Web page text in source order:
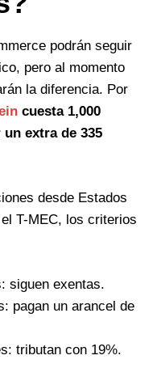
podrán seguir
pero al momento
la diferencia. Por
cuesta 1,000
extra de 335
desde Estados
T-MEC, los criterios
siguen exentas.
pagan un arancel de
tributan con 19%.